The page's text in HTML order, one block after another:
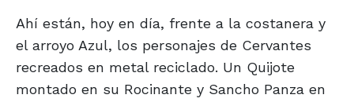
Ahí están, hoy en día, frente a la costanera y
el arroyo Azul, los personajes de Cervantes
recreados en metal reciclado. Un Quijote
montado en su Rocinante y Sancho Panza en